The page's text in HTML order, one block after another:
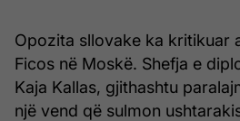
Opozita sllovake ka kritikuar
Ficos në Moskë. Shefja e
Kaja Kallas, gjithashtu
një vend që sulmon